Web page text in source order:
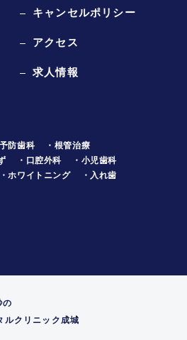
キャンセルポリシー
アクセス
求人情報
予防歯科
・根管治療
・口腔外科
・小児歯科
・ホワイトニング ・入れ歯
の
ルクリニック成城